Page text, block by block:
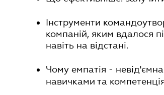
Інструменти
компаній, яким вдалося
навіть на відстані.
Чому емпатія -
навичками та